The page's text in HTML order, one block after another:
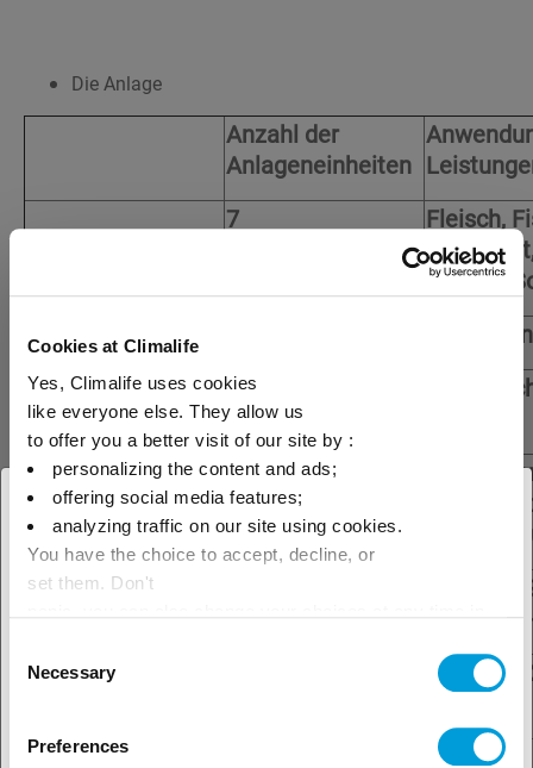
Cookies at Climalife
Yes, Climalife uses cookies
like everyone else. They allow us
to offer you a better visit of our site by :
personalizing the content and ads;
offering social media features;
analyzing traffic on our site using cookies.
You have the choice to accept, decline, or
set them. Don't
Selection
Necessary
Preferences
× Schliessen
Wählen Sie Ihren geografischen
Die Anlage
Anzahl der
Anlageneinheiten
Mitteltemperatur
7
Niedrigtemperatur
Fleisch,
Brot,
Abfälle,
Fleisch
6 niedrige
Kühlregale
2 x
3 hohe Kühlregale
Salate
Zanotti
mit R-
CFA
22x